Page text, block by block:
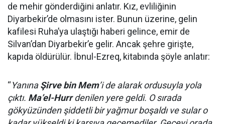
de mehir gönderdiğini anlatır. Kız, evliliğinin
Diyarbekir’de olmasını ister. Bunun üzerine, gelin
kafilesi Ruha’ya ulaştığı haberi gelince, emir de
Silvan’dan Diyarbekir’e gelir. Ancak şehre girişte,
kapıda öldürülür. İbnul-Ezreq, kitabında şöyle anlatır:
“YanınaŞirve bin Mem’i de alarak ordusuyla yola
çıktı. Ma’el-Hurrdenilen yere geldi. O sırada
gökyüzünden şiddetli bir yağmur boşaldı ve sular o